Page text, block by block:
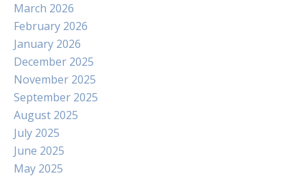
March 2026
February 2026
January 2026
December 2025
November 2025
September 2025
August 2025
July 2025
June 2025
May 2025